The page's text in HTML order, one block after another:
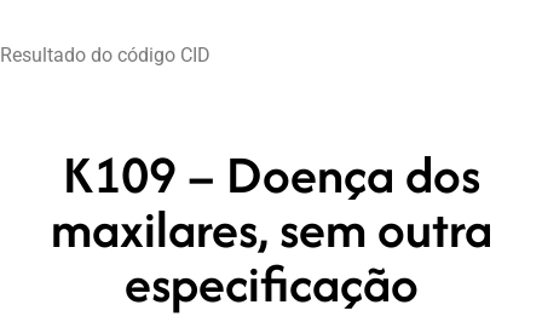
Resultado do código CID
K109 – Doença dos
maxilares, sem outra
especificação